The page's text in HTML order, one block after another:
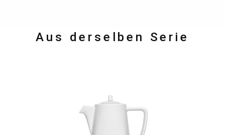
Aus derselben Serie